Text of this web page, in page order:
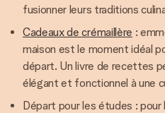
fusionner leurs traditions
Cadeaux de crémaillère :
maison est le moment idéal
départ. Un livre de recettes
élégant et fonctionnel à une
Départ pour les études :